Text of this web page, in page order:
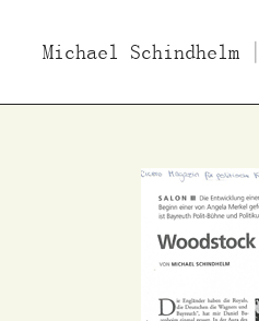
Michael Schindhelm
Bücher Filme